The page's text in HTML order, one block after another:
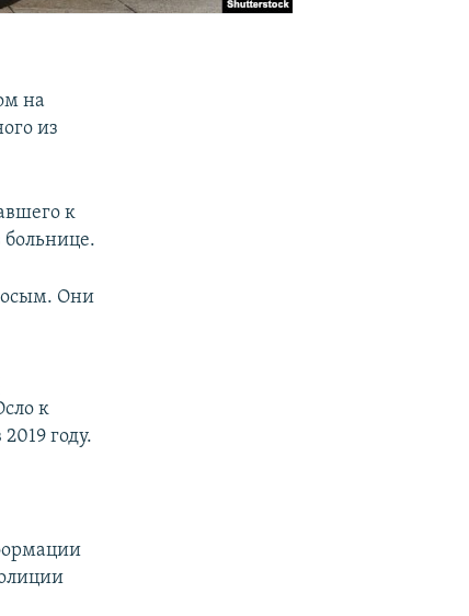
на
из
к
больнице.
Они
к
году.